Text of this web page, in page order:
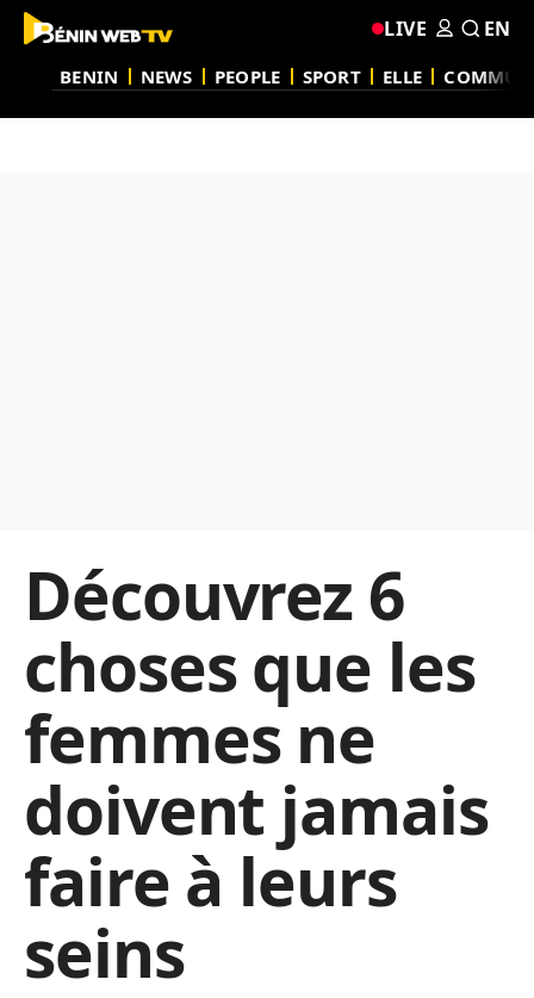
BENIN NEWS PEOPLE SPORT ELLE
LIVE EN
Découvrez 6
choses que les
femmes ne
doivent jamais
faire à leurs
seins